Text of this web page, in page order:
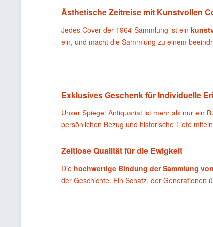
Ästhetische Zeitreise mit Kunstvollen
Jedes Cover der 1964-Sammlung ist ein
ein, und macht die Sammlung zu einem
Exklusives Geschenk für Individuelle
Unser Spiegel-Antiquariat ist mehr als nur ein
persönlichen Bezug und historische Tiefe
Zeitlose Qualität für die Ewigkeit
Die hochwertige Bindung der Sammlung
der Geschichte. Ein Schatz, der Generationen